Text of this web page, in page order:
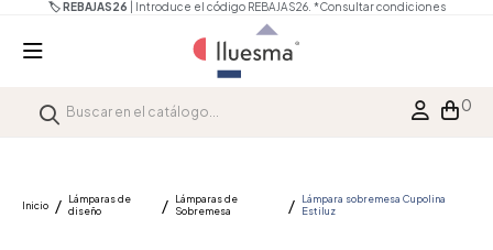
🏷️ REBAJAS26 | Introduce el código REBAJAS26. *Consultar condiciones
0
Inicio
Lámparas de
diseño
Lámparas de
Sobremesa
Lámpara sobremesa Cupolina
Estiluz